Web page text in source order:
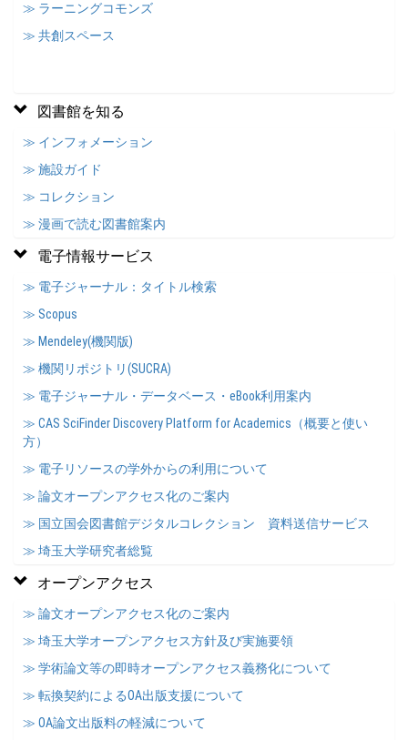
≫ ラーニングコモンズ
≫ 共創スペース
図書館を知る
≫ インフォメーション
≫ 施設ガイド
≫ コレクション
≫ 漫画で読む図書館案内
電子情報サービス
≫ 電子ジャーナル：タイトル検索
≫ Scopus
≫ Mendeley(機関版)
≫ 機関リポジトリ(SUCRA)
≫ 電子ジャーナル・データベース・eBook利用案内
≫ CAS SciFinder Discovery Platform for Academics（概要と使い
方）
≫ 電子リソースの学外からの利用について
≫ 論文オープンアクセス化のご案内
≫ 国立国会図書館デジタルコレクション 資料送信サービス
≫ 埼玉大学研究者総覧
オープンアクセス
≫ 論文オープンアクセス化のご案内
≫ 埼玉大学オープンアクセス方針及び実施要領
≫ 学術論文等の即時オープンアクセス義務化について
≫ 転換契約によるOA出版支援について
≫ OA論文出版料の軽減について